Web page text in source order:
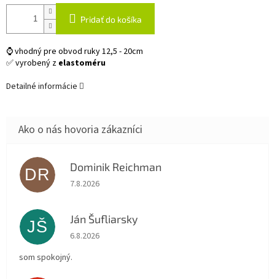
Pridať do košíka
⌚ vhodný pre obvod ruky 12,5 - 20cm
✅ vyrobený z elastoméru
Detailné informácie
DR Dominik Reichman
Hodnotenie obchodu je 5 z 5 hviezdičiek.
7.8.2026
JŠ Ján Šufliarsky
Hodnotenie obchodu je 5 z 5 hviezdičiek.
6.8.2026
som spokojný.